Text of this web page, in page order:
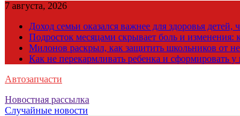
7 августа, 2026
Доход семьи оказался важнее для здоровья
Подросток месяцами скрывает боль и изменения:
Милонов раскрыл, как защитить школьников от
Как не перекармливать ребенка и сформировать
Автозапчасти
Новостная рассылка
Случайные новости